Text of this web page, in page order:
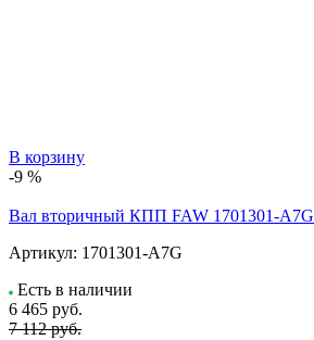
В корзину
-9 %
Вал вторичный КПП FAW 1701301-A7G
Артикул: 1701301-A7G
Есть в наличии
6 465 руб.
7 112 руб.